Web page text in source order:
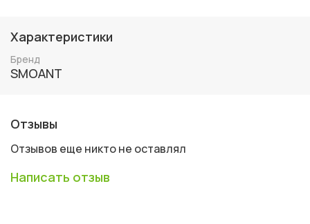
выше.
K-2 Dual Mesh
для тех, кто не хочет много пара, но
предпочитает больший акцент на вкусовых
K-3 Half-DTL Mesh
небольших мощностях.
Характеристики
Бренд
SMOANT
Отзывы
Отзывов еще никто не оставлял
Написать отзыв